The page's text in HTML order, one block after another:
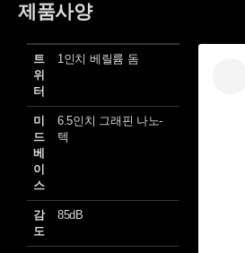
제품사양
트
위
터
1인치 베릴륨 돔
미
드
베
이
스
6.5인치 그래핀 나노-
텍
감
도
85dB